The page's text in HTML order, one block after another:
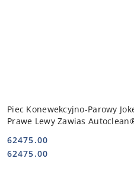
Piec Konewekcyjno-Parowy
Prawe Lewy Zawias
Cena:
62475.00
Cena:
62475.00